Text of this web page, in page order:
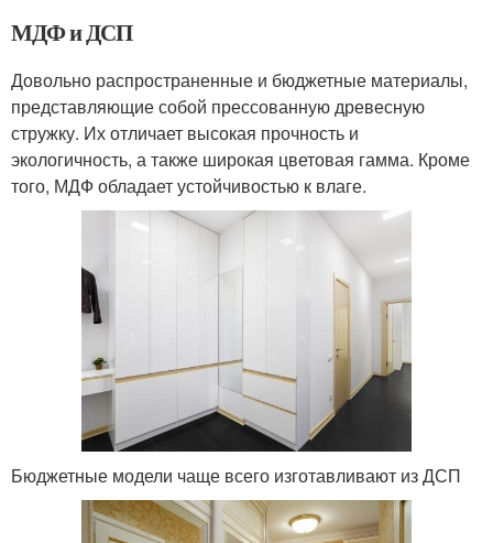
МДФ и ДСП
Довольно распространенные и бюджетные материалы,
представляющие собой прессованную древесную
стружку. Их отличает высокая прочность и
экологичность, а также широкая цветовая гамма. Кроме
того, МДФ обладает устойчивостью к влаге.
Бюджетные модели чаще всего изготавливают из ДСП